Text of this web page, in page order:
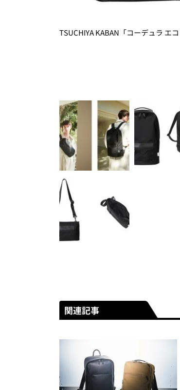
TSUCHIYA KABAN「コーデュラ エ
関連記事